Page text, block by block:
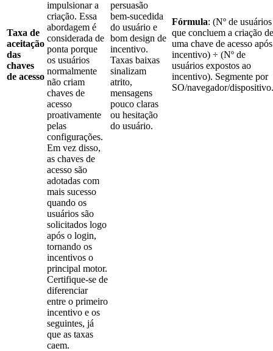
Taxa de
aceitação
das
chaves
de acesso
impulsionar a
criação. Essa
abordagem é
considerada de
ponta porque
os usuários
normalmente
não criam
chaves de
acesso
proativamente
pelas
configurações.
Em vez disso,
as chaves de
acesso são
adotadas com
mais sucesso
quando os
usuários são
solicitados logo
após o login,
tornando os
incentivos o
principal motor.
Certifique-se de
diferenciar
entre o primeiro
incentivo e os
seguintes, já
que as taxas
caem.
persuasão
bem-sucedida
do usuário e
bom design de
incentivo.
Taxas baixas
sinalizam
atrito,
mensagens
pouco claras
ou hesitação
do usuário.
Fórmula: (Nº de usuários
que concluem a criação de
uma chave de acesso após
incentivo) ÷ (Nº de
usuários expostos ao
incentivo). Segmente por
SO/navegador/dispositivo.